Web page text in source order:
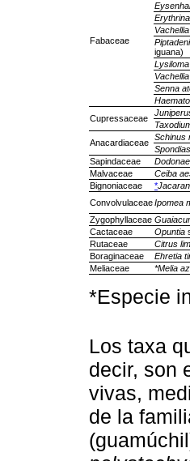
Fabaceae
iguana)
Senna
Cupressaceae
Anacardiaceae
Schinus
Sapindaceae
Malvaceae
Ceiba
Bignoniaceae
*
ConvolvulaceaeIpomea
Zygophyllaceae
Cactaceae
Opuntia
Rutaceae
Citrus
Boraginaceae
Ehretia
Meliaceae
*Melia
*Especie
Los taxa
decir, son
vivas,
de la